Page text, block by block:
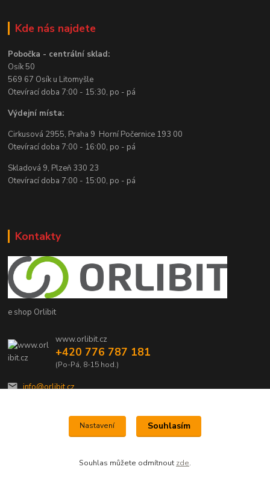
Kde nás najdete
Pobočka - centrální sklad:
Osík 50
569 67 Osík u Litomyšle
Otevírací doba 7:00 - 15:30, po - pá
Výdejní místa:
Cirkusová 2955, Praha 9 Horní Počernice 193 00
Otevírací doba 7:00 - 16:00, po - pá
Skladová 9, Plzeň 330 23
Otevírací doba 7:00 - 15:00, po - pá
Kontakty
e shop Orlibit
www.orlibit.cz
+420 776 787 181
(Po-Pá, 8-15 hod.)
info@orlibit.cz
Nastavení Souhlasím
Souhlas můžete odmítnout zde.